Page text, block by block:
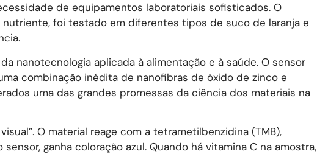
de equipamentos laboratoriais sofisticados. O
foi testado em diferentes tipos de suco de laranja e
nanotecnologia aplicada à alimentação e à saúde. O sensor
combinação inédita de nanofibras de óxido de zinco e
uma das grandes promessas da ciência dos materiais na
O material reage com a tetrametilbenzidina (TMB),
ganha coloração azul. Quando há vitamina C na amostra,